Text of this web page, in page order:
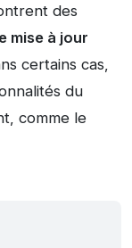
des
mise à jour
certains cas,
du
comme le